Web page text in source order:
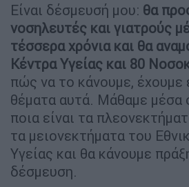
Είναι δέσμευσή μου: θα
νοσηλευτές και γιατρούς
τέσσερα χρόνια και θα
Κέντρα Υγείας και 80
πώς να το κάνουμε, έχουμε
θέματα αυτά. Μάθαμε μέσα
ποια είναι τα
τα μειονεκτήματα του
Υγείας και θα κάνουμε
δέσμευση.